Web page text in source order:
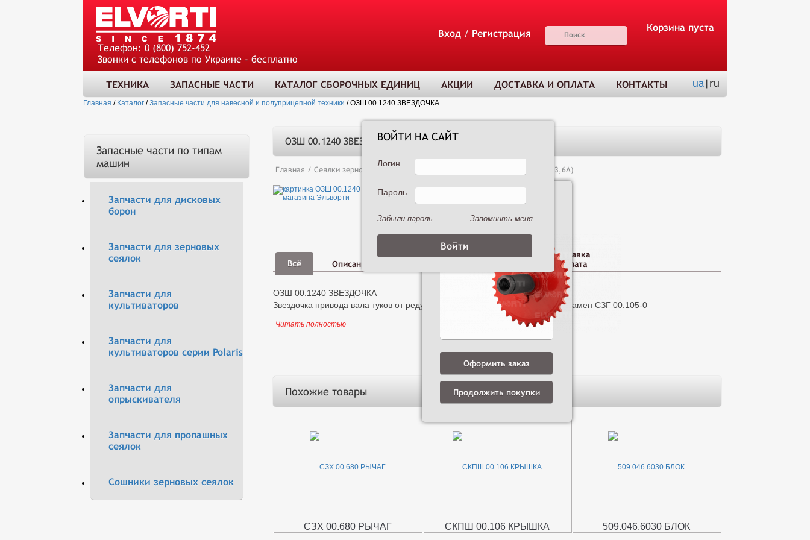
Телефон: 0 (800) 752-452
Звонки с телефонов по Украине - бесплатно
Вход / Регистрация
Корзина пуста
ТЕХНИКА ЗАПАСНЫЕ ЧАСТИ КАТАЛОГ СБОРОЧНЫХ ЕДИНИЦ АКЦИИ ДОСТАВКА И ОПЛАТА КОНТАКТЫ ua|ru
Главная / Каталог /Запасные части для навесной и полуприцепной техники /ОЗШ 00.1240 ЗВЕЗДОЧКА
Запасные части по типам
машин
Запчасти для дисковых
борон
Запчасти для зерновых
сеялок
Запчасти для
культиваторов
Запчасти для
культиваторов серии Polaris
Запчасти для
опрыскивателя
Запчасти для пропашных
сеялок
Сошники зерновых сеялок
ОЗШ 00.1240 ЗВЕЗДОЧКА
Главная / Сеялки зерновые Сеялка зернотуковая рядовая Астра 3,6А (С3-3,6А)
Всё Описание
Доставка
и оплата
ОЗШ 00.1240 ЗВЕЗДОЧКА
Звездочка привода вала туков от редуктора(z=32, d-35) штампосварная (взамен СЗГ 00.105-0
Читать полностью
Похожие товары
СЗХ 00.680 РЫЧАГ СКПШ 00.106 КРЫШКА 509.046.6030 БЛОК
Оформить заказ
Продолжить покупки
ВОЙТИ НА САЙТ
Логин
Пароль
Забыли пароль Запомнить меня